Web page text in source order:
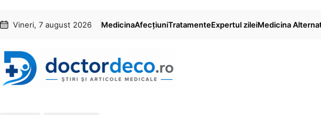
conținut
content
Vineri, 7 august 2026 MedicinaAfecțiuniTratamenteExpertul zileiMedicina